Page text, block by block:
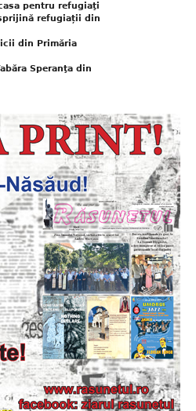
pentru refugiaţi
refugiații din
din Primăria
Speranţa din